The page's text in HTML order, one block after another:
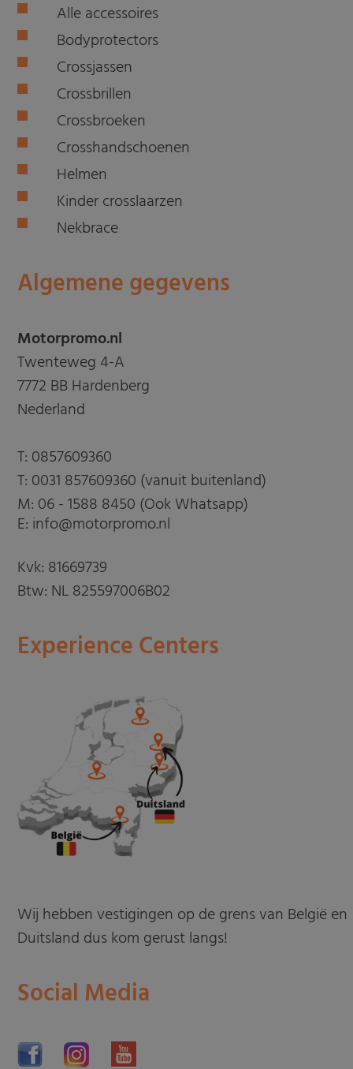
Alle accessoires
Bodyprotectors
Crossjassen
Crossbrillen
Crossbroeken
Crosshandschoenen
Helmen
Kinder crosslaarzen
Nekbrace
Algemene gegevens
Motorpromo.nl
Twenteweg 4-A
7772 BB Hardenberg
Nederland
T: 0857609360
T: 0031 857609360 (vanuit buitenland)
M: 06 - 1588 8450 (Ook Whatsapp)
E: info@motorpromo.nl
Kvk: 81669739
Btw: NL 825597006B02
Experience Centers
Wij hebben vestigingen op de grens van België en
Duitsland dus kom gerust langs!
Social Media